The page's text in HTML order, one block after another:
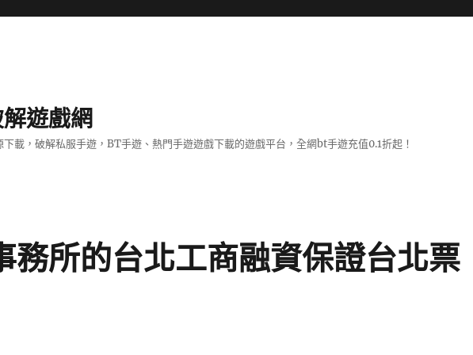
遊戲網
載，破解私服手遊，BT手遊、熱門手遊遊戲下載的遊戲平台，全網bt手遊充值0.1折起！
務所的台北工商融資保證台北票